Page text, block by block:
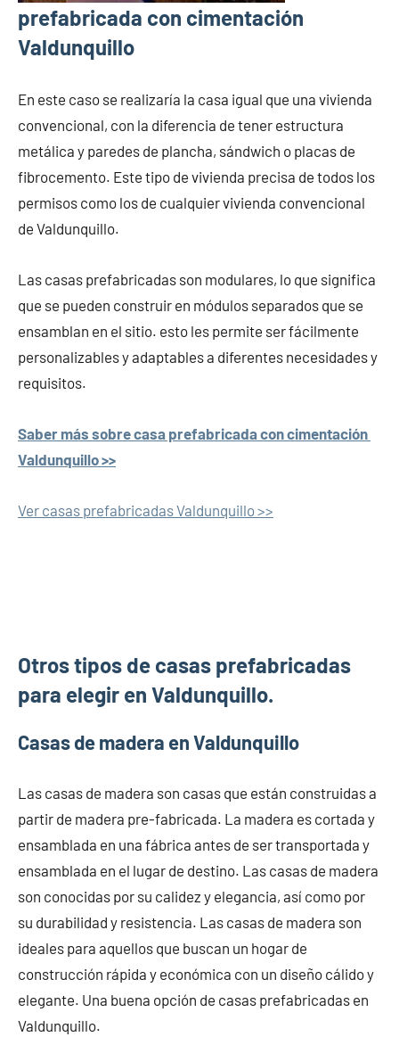
prefabricada con cimentación
Valdunquillo
En este caso se realizaría la casa igual que una vivienda
convencional, con la diferencia de tener estructura
metálica y paredes de plancha, sándwich o placas de
fibrocemento. Este tipo de vivienda precisa de todos los
permisos como los de cualquier vivienda convencional
de Valdunquillo.
Las casas prefabricadas son modulares, lo que significa
que se pueden construir en módulos separados que se
ensamblan en el sitio. esto les permite ser fácilmente
personalizables y adaptables a diferentes necesidades y
requisitos.
Saber más sobre casa prefabricada con cimentación
Valdunquillo >>
Ver casas prefabricadas Valdunquillo >>
Otros tipos de casas prefabricadas
para elegir en Valdunquillo.
Casas de madera en Valdunquillo
Las casas de madera son casas que están construidas a
partir de madera pre-fabricada. La madera es cortada y
ensamblada en una fábrica antes de ser transportada y
ensamblada en el lugar de destino. Las casas de madera
son conocidas por su calidez y elegancia, así como por
su durabilidad y resistencia. Las casas de madera son
ideales para aquellos que buscan un hogar de
construcción rápida y económica con un diseño cálido y
elegante. Una buena opción de casas prefabricadas en
Valdunquillo.